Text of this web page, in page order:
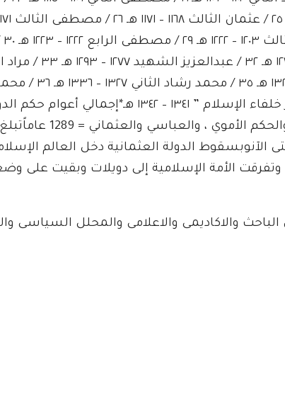
أعوام الخلافة
154 عاماً حتى الآنوبسقوط الدولة العثمانية دخل
الأمة الإسلامية إلى دويلات وبقيت على
والاكاديمى والاعلامى والمحلل السياسى